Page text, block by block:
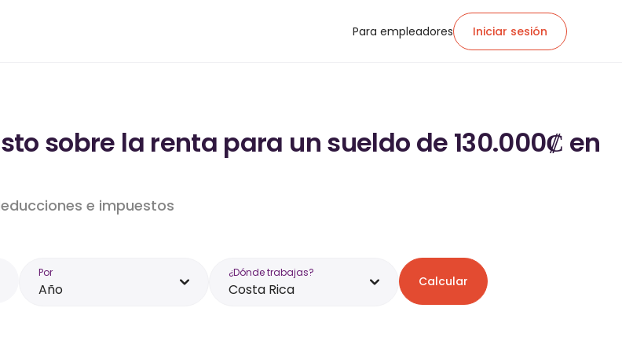
Para empleadores Iniciar sesión
sobre la renta para un sueldo de 130.000₡ en
e impuestos
Por
Año
¿Dónde trabajas?
Costa Rica Calcular